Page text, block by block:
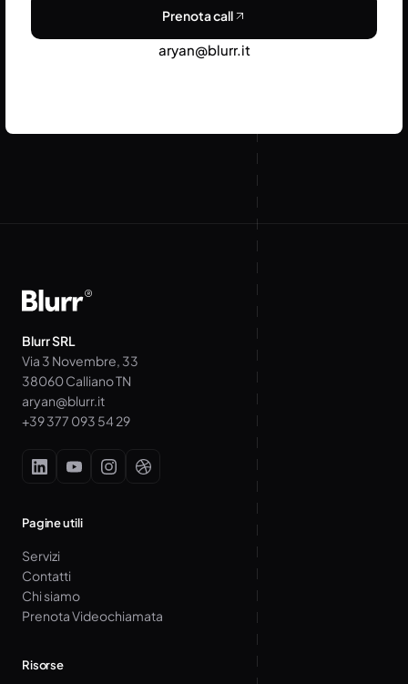
Prenota call
aryan@blurr.it
Blurr SRL
Via 3 Novembre, 33
38060 Calliano TN
aryan@blurr.it
+39 377 093 54 29
Pagine utili
Servizi
Contatti
Chi siamo
Prenota Videochiamata
Risorse